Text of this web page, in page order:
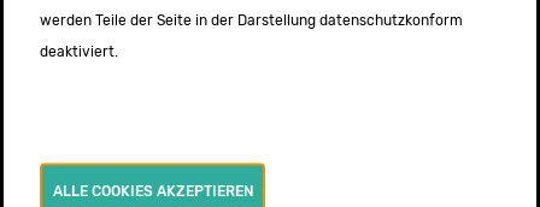
Charts für routinierte Handlungsabläufe an die Hand
gegeben.
werden Teile der Seite in der Darstellung datenschutzkonform
deaktiviert.
ALLE COOKIES AKZEPTIEREN